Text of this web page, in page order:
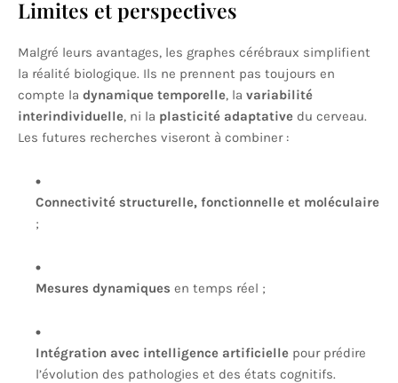
Limites et perspectives
Malgré leurs avantages, les graphes cérébraux simplifient
la réalité biologique. Ils ne prennent pas toujours en
compte la dynamique temporelle, la variabilité
interindividuelle, ni la plasticité adaptative du cerveau.
Les futures recherches viseront à combiner :
Connectivité structurelle, fonctionnelle et moléculaire
;
Mesures dynamiques en temps réel ;
Intégration avec intelligence artificielle pour prédire
l’évolution des pathologies et des états cognitifs.